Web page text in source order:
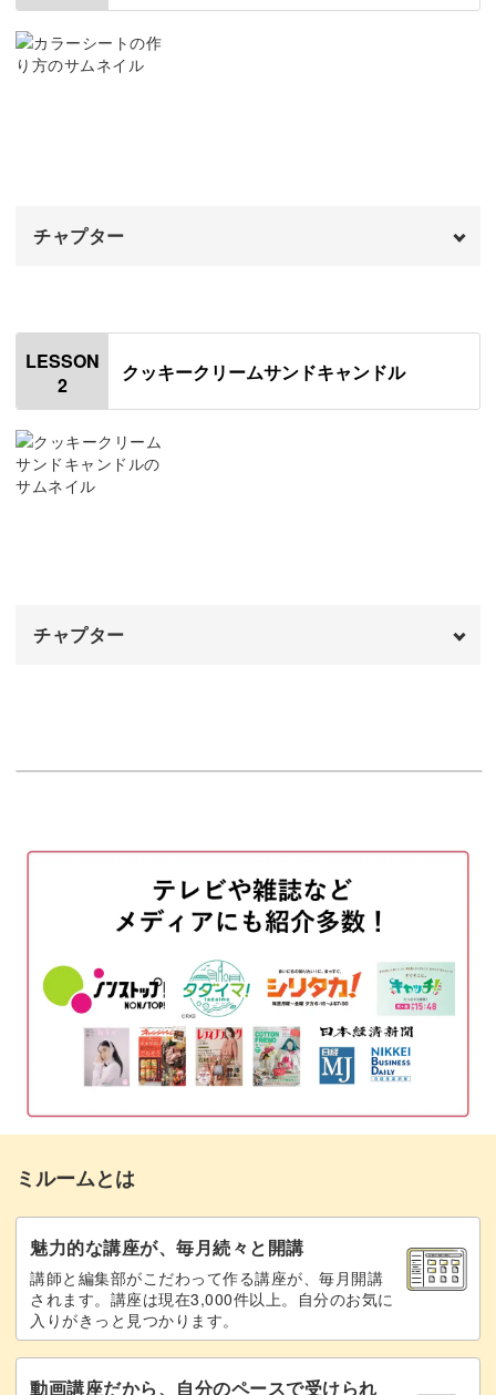
す。
お部屋に飾ったり、パーティなどの特別な日にも華やかさ
を演出してくれるアイテムです。
レッスンでは、クッキーをもっと華やかにするデコレーシ
クッキーに文字を入れたり、模様を描くコツもお話しして
いますので、チャレンジしてみてくださいね。
りぼんのデコレーションも添えると、一気にかわいさもア
いろんなカラーバリエーションで、自分だけのクッキーク
リームサンドを表現してみてください♪
可愛いモチーフがお好きな方にピッタリなこの講座◎
作りたい！と思ったらぜひ、キャンドル作りをはじめてみ
ませんか？
チャプター
くっつかないアルミホイルでバットを作る
マイクロソフトワックスを溶かす
くすんだピンクに着色する
ワックスの温度が100度になったらバットに
LESSON
2
クッキークリームサンドキャンドル
チャプター
クッキーの色に着色をする
下につける棒を作る
クッキー用のワックスをホイップする 05:17
クッキングシートにのせて型を抜く
カラーシートで型を抜く
文字とドット模様を描く 08:11
右上に飾るリボンを作る
生クリーム用のワックスを溶かす
絞り袋を準備する 12:36
生クリーム用のワックスをホイップする 13:03
絞り袋に生クリームを入れてで絞る 14:15
ミルームとは
魅力的な講座が、毎月続々と開講
講師と編集部がこだわって作る講座が、毎月開講
されます。講座は現在3,000件以上。自分のお気に
入りがきっと見つかります。
動画講座だから、自分のペースで受けられ